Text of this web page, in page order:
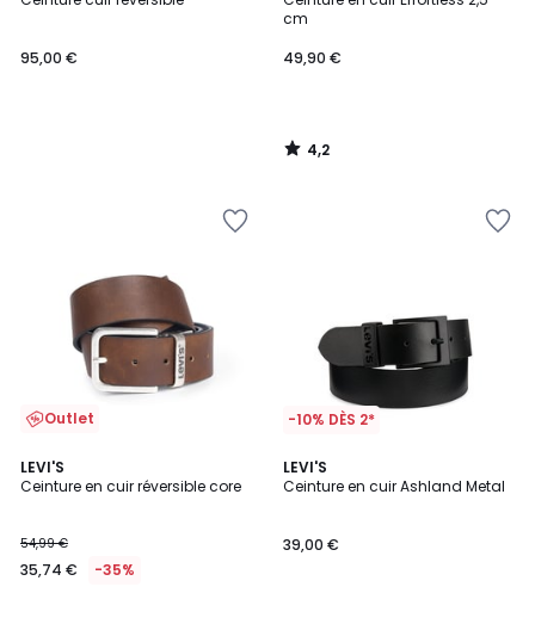
95,00 €
cm
49,90 €
4,2
/
Outlet
LEVI'S
Ceinture en cuir réversible core
54,99 €
35,74 € -35%
4,1
/ 5
-10% DÈS 2*
LEVI'S
Ceinture en cuir Ashland Metal
39,00 €
4,2
/ 5